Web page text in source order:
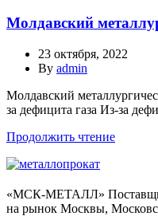
Молдавский
23 октября, 2022
By admin
Молдавский
за дефицита газа Из-за
Продолжить чтение
«МСК-МЕТАЛЛ» Поставщик
на рынок Москвы,